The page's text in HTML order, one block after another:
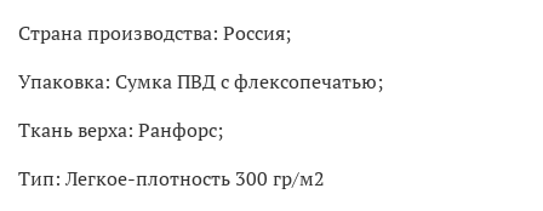
Страна производства: Россия;
Упаковка: Сумка ПВД с флексопечатью;
Ткань верха: Ранфорс;
Тип: Легкое-плотность 300 гр/м2